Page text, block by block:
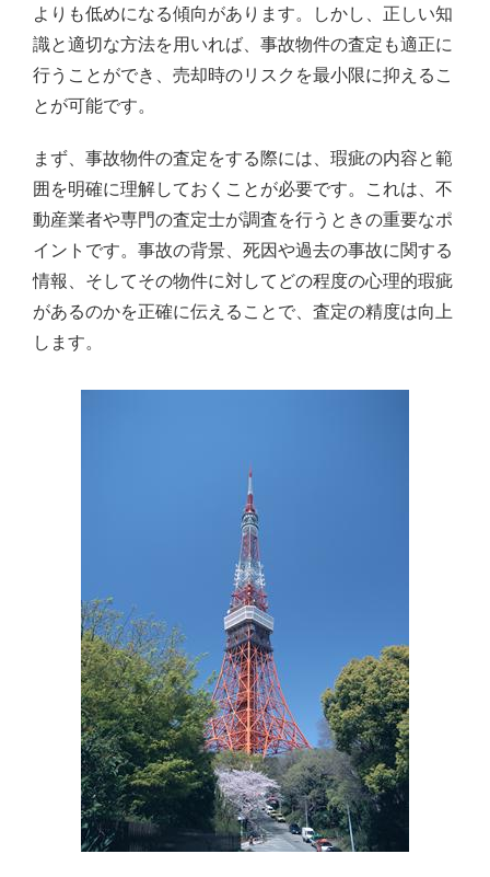
よりも低めになる傾向があります。しかし、正しい知
識と適切な方法を用いれば、事故物件の査定も適正に
行うことができ、売却時のリスクを最小限に抑えるこ
とが可能です。
まず、事故物件の査定をする際には、瑕疵の内容と範
囲を明確に理解しておくことが必要です。これは、不
動産業者や専門の査定士が調査を行うときの重要なポ
イントです。事故の背景、死因や過去の事故に関する
情報、そしてその物件に対してどの程度の心理的瑕疵
があるのかを正確に伝えることで、査定の精度は向上
します。